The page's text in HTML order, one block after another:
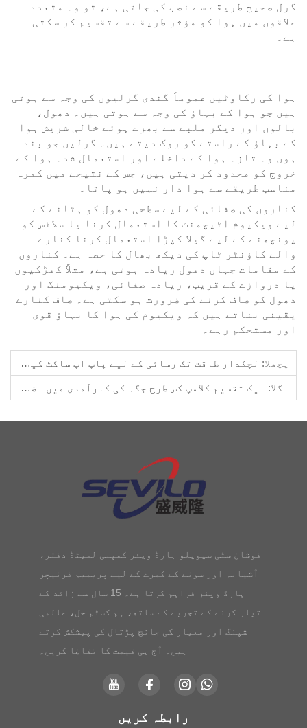
گرل صحیح طریقے سے نصب کی جاتی ہے، تو وہ متعدد
علاقوں میں ہوا کو مؤثر طریقے سے تقسیم کر سکتی
ہے۔
ہوا کی رکاوٹیں عموماً گندی گرلیوں کی وجہ سے ہوتی
ہیں جو ہوا کے بہاؤ کی وجہ سے ہوتی ہیں۔ دھول،
بالوں اور دیگر ملبے سے بھرے ہوئے خالی شریش ہوا
کے بہاؤ کے راستے کو روک دیتے ہیں۔ گرلیں جو بند
ہوں وہ تازہ ہوا کے داخلے اور استعمال شدہ ہوا کے
خروج کو محدود کر دیتی ہیں، جس کے نتیجے میں کمرہ
مناسب طریقے سے ہوا دار نہیں ہو پاتا۔
کناروں کی صفائی کے لیے سطحی دھول کو ہٹانے کے
لیے ویکیوم اٹیچمنٹ کا استعمال کرنا یا سلاٹس کو
پونچھنے کے لیے گیلا کپڑا استعمال کرنا کنارے
والے کاؤنٹر ٹاپ کی دیکھ بھال کا حصہ ہے۔ کناروں
کے مقامات جہاں دھول زیادہ ہوتی ہے، مثلاً کھڑکیوں
یا دروازے کے قریب، زیادہ صفائی، ویکیومنگ اور
دھول کو صاف کرنے کی ضرورت ہو سکتی ہے۔ صاف کنارے
یقینی بناتے ہیں کہ ویکیوم کی ہوا کا بہاؤ قوی
اور مستحکم رہے۔
پچھلا: لچکدار طاقت تک رسائی کے لیے پاپ اپ ساکٹ کیوں منتخب کریں
اگلا: ایک تقسیم کلامپ کس طرح جگہ کی کارآمدی میں اضافہ کر سکتی ہے
فوشان سٹی سیویلو ہارڈ ویئر کمپنی لمیٹڈ دفتر،
آشیانہ اور سونے کے کمرے کے لیے پریمیم فرنیچر
ہارڈ ویئر فراہم کرتا ہے۔ 15 سال سے زائد کے
تیار کرنے کے تجربے کے ساتھ، ہم کسٹم حل، عالمی
شپنگ اور معیار کی جانچ پڑتال کی پیشکش کرتے
ہیں۔ آج ہی قیمت کا تقاضا کریں۔
رابطہ کریں